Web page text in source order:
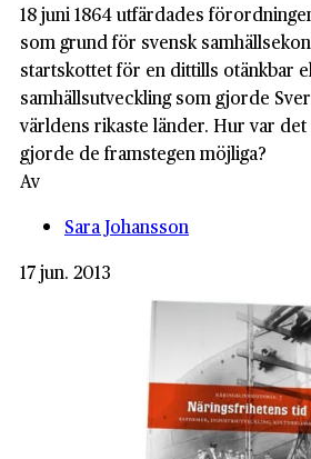
18 juni 1864 utfärdades
som grund för svensk
startskottet för en dittills otänkbar
samhällsutveckling som gjorde
världens rikaste länder. Hur var
gjorde de framstegen möjliga?
Av
Sara Johansson
17 jun. 2013